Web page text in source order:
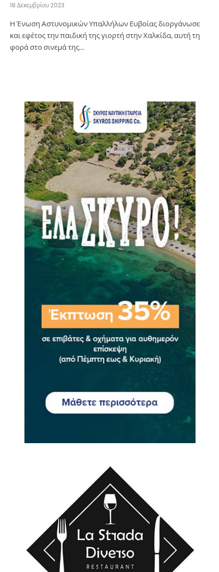
18 Δεκεμβρίου 2023
Η Ένωση Αστυνομικών Υπαλλήλων Ευβοίας διοργάνωσε
και εφέτος την παιδική της γιορτή στην Χαλκίδα, αυτή τη
φορά στο σινεμά της…